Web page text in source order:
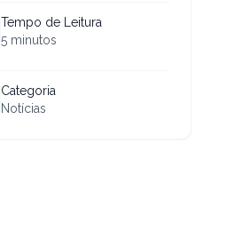
Tempo de Leitura
5 minutos
Categoria
Notícias